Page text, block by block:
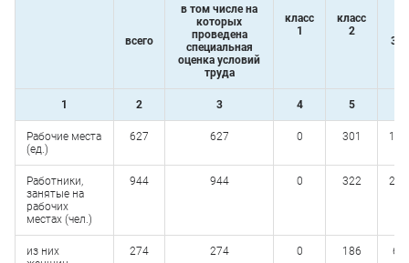
класс
1
класс
2
всего
в том числе на
которых
проведена
специальная
оценка условий
труда
3.1
1 2 3 4 5
Рабочие места
(ед.)
627 627 0 301 162
Работники,
занятые на
рабочих
местах (чел.)
944 944 0 322 289
из них
274 274 0 186 63